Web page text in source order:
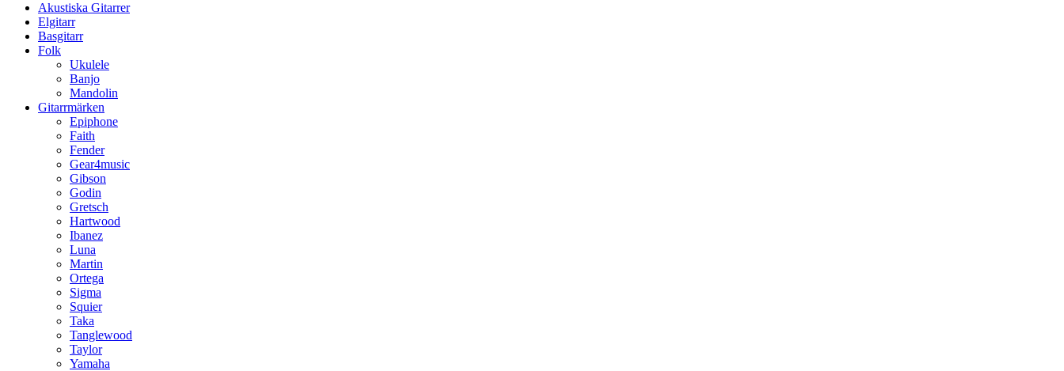
Akustiska Gitarrer
Elgitarr
Basgitarr
Folk
Ukulele
Banjo
Mandolin
Gitarrmärken
Epiphone
Faith
Fender
Gear4music
Gibson
Godin
Gretsch
Hartwood
Ibanez
Luna
Martin
Ortega
Sigma
Squier
Taka
Tanglewood
Taylor
Yamaha